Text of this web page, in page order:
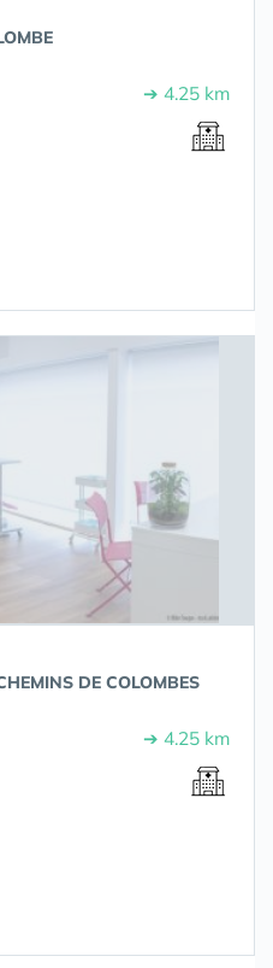
➔ 4.25 km
DE COLOMBES
➔ 4.25 km